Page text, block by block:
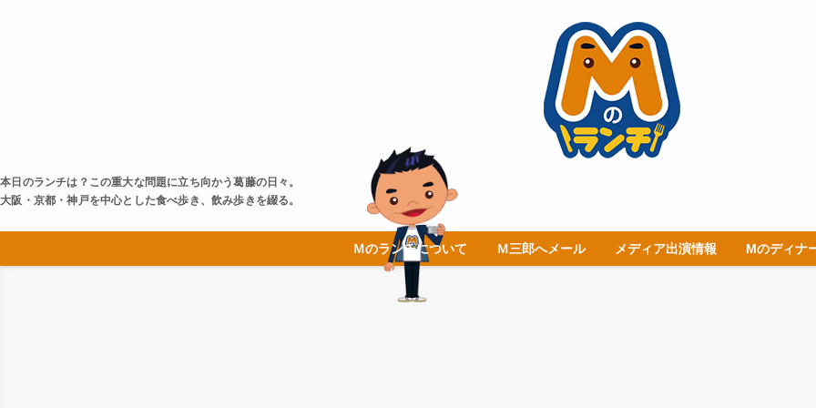
本日のランチは？この重大な問題に立ち向かう葛藤の日々。
大阪・京都・神戸を中心とした食べ歩き、飲み歩きを綴る。
Ｍのランチについて Ｍ三郎へメール メディア出演情報 Mのディナ